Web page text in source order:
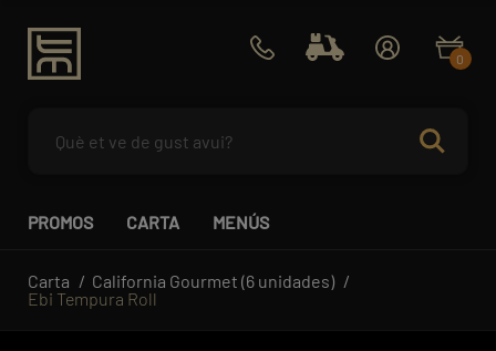
0
PROMOS CARTA MENÚS
Carta
California Gourmet (6 unidades)
Ebi Tempura Roll